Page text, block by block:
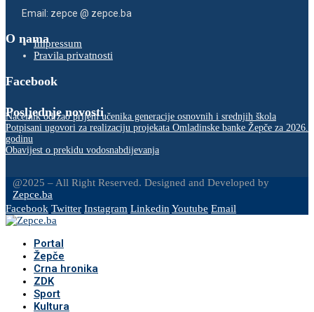
Email: zepce @ zepce.ba
O namaImpressum
Pravila privatnosti
Facebook
Posljednje novosti
Načelnik održao prijem učenika generacije osnovnih i srednjih škola
Potpisani ugovori za realizaciju projekata Omladinske banke Žepče za 2026.
godinu
Obavijest o prekidu vodosnabdijevanja
@2025 – All Right Reserved. Designed and Developed by
Zepce.ba
Facebook Twitter Instagram LinkedinYoutube Email
Portal
Žepče
Crna hronika
ZDK
Sport
Kultura